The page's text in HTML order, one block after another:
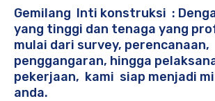
Gemilang Inti konstruksi :
yang tinggi dan tenaga yang
mulai dari survey, perencanaan,
penggangaran, hingga
pekerjaan, kami siap menjadi
anda.